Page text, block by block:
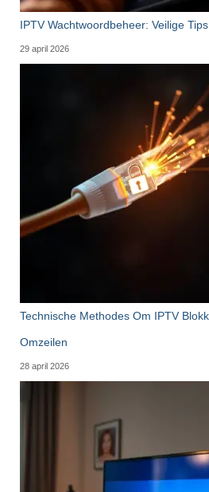
IPTV Wachtwoordbeheer: Veilige
29 april 2026
Technische Methodes Om IPTV
Omzeilen
28 april 2026